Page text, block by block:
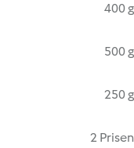
400 g
500 g
250 g
2 Prisen